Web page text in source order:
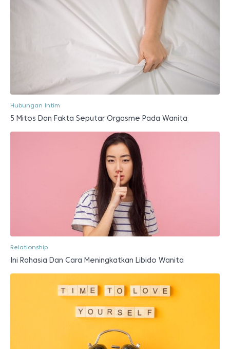
Hubungan Intim
5 Mitos Dan Fakta Seputar Orgasme Pada Wanita
Relationship
Ini Rahasia Dan Cara Meningkatkan Libido Wanita